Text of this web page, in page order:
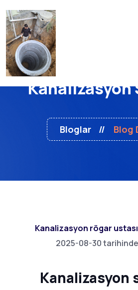
Bloglar Blog
Kanalizasyon rögar
2025-08-30 tarihinde
Kanalizasyon